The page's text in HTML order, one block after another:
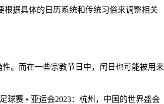
据具体的日历系统和传统习俗来调整相关
。而在一些宗教节日中，闰日也可能被用来
球赛 • 亚运会2023：杭州，中国的世界盛会